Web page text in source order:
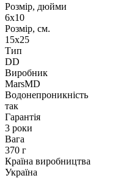
Розмір, дюйми
6х10
Розмір, см.
15х25
Тип
DD
Виробник
MarsMD
Водонепроникність
так
Гарантія
3 роки
Вага
370 г
Країна виробництва
Україна